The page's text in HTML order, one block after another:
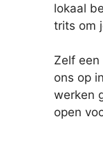
lokaal
trits om
Zelf een
ons op
werken
open